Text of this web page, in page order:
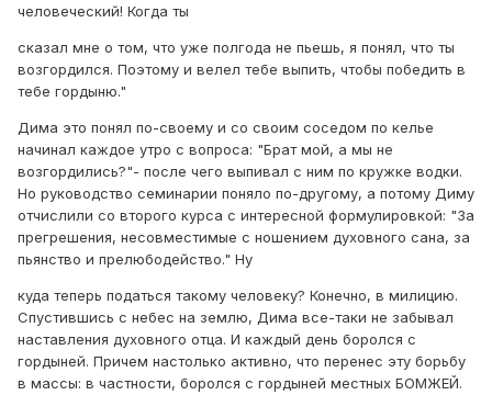
человеческий! Когда ты
сказал мне о том, что уже полгода не пьешь, я понял, что ты
возгордился. Поэтому и велел тебе выпить, чтобы победить в
тебе гордыню."
Дима это понял по-своему и со своим соседом по келье
начинал каждое утро с вопроса: "Брат мой, а мы не
возгордились?"- после чего выпивал с ним по кружке водки.
Но руководство семинарии поняло по-другому, а потому Диму
отчислили со второго курса с интересной формулировкой: "За
прегрешения, несовместимые с ношением духовного сана, за
пьянство и прелюбодейство." Ну
куда теперь податься такому человеку? Конечно, в милицию.
Спустившись с небес на землю, Дима все-таки не забывал
наставления духовного отца. И каждый день боролся с
гордыней. Причем настолько активно, что перенес эту борьбу
в массы: в частности, боролся с гордыней местных БОМЖЕЙ.